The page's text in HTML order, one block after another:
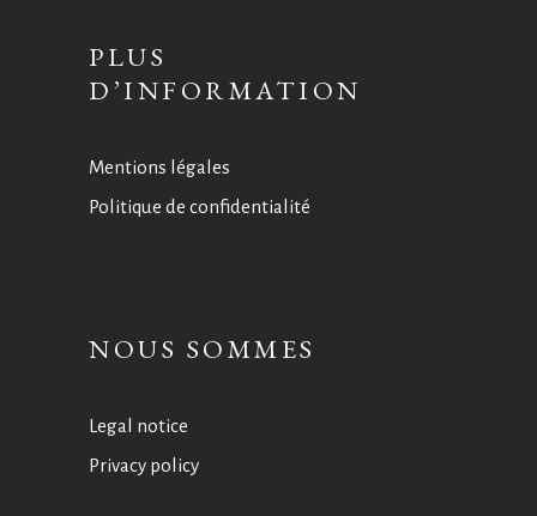
PLUS
D’INFORMATION
Mentions légales
Politique de confidentialité
NOUS SOMMES
Legal notice
Privacy policy